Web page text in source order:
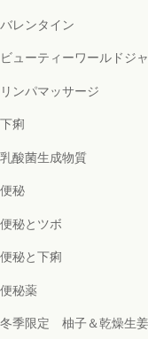
バレンタイン
ビューティーワールドジ
リンパマッサージ
下痢
乳酸菌生成物質
便秘
便秘とツボ
便秘と下痢
便秘薬
冬季限定 柚子＆乾燥生